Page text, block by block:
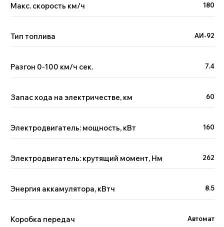
Макс. скорость км/ч 180
Тип топлива АИ-92
Разгон 0-100 км/ч сек. 7.4
Запас хода на электричестве, км 60
Электродвигатель: мощность, кВт 160
Электродвигатель: крутящий момент, Нм 262
Энергия аккамулятора, кВтч 8.5
Коробка передач Автомат